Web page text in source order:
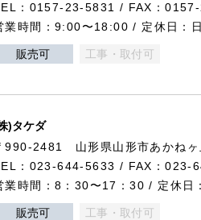
：0157-23-5831 / FAX：
業時間：9:00〜18:00 / 定休日：
販売可 工事・取付可
)タケダ
990-2481 山形県山形市あかねヶ
：023-644-5633 / FAX：
業時間：8：30〜17：30 / 定休日
販売可 工事・取付可